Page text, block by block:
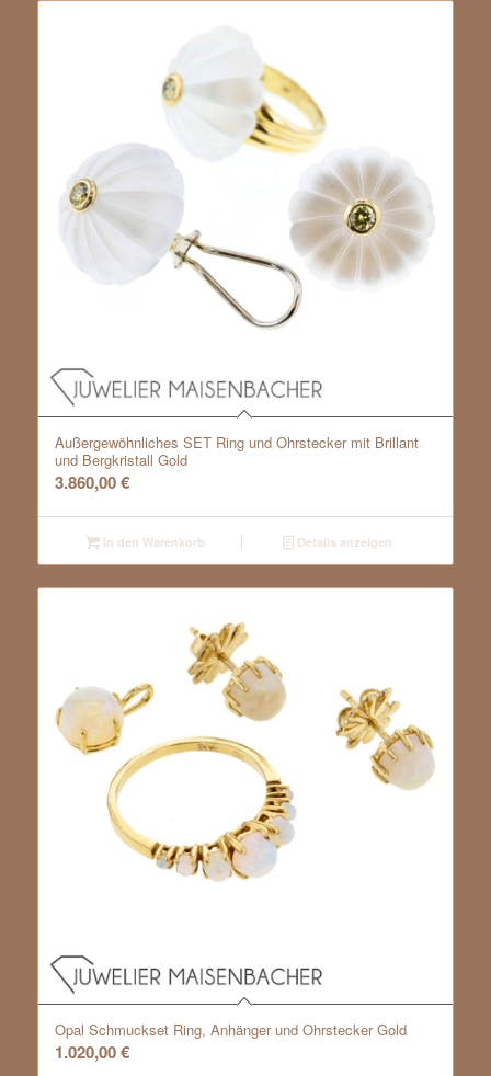
Außergewöhnliches SET Ring und Ohrstecker mit Brillant
und Bergkristall Gold
3.860,00€
In den Warenkorb Details anzeigen
Opal Schmuckset Ring, Anhänger und Ohrstecker Gold
1.020,00€